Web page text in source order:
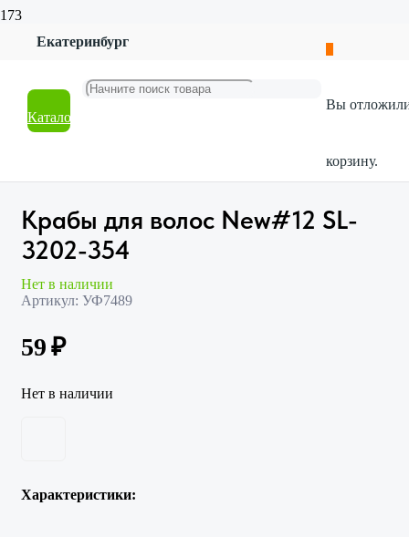
Екатеринбург
Каталог
Вы
корзину.
Красота и гигиена
Крабы для волос New#12 SL-3202-354
Крабы для волос New#12 SL-
3202-354
Нет в наличии
Артикул: УФ7489
59₽
Нет в наличии
Характеристики: